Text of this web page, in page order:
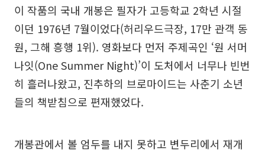
이 작품의 국내 개봉은 필자가 고등학교 2학년 시절
이던 1976년 7월이었다(허리우드극장, 17만 관객 동
원, 그해 흥행 1위). 영화보다 먼저 주제곡인 ‘원 서머
나잇(One Summer Night)’이 도처에서 너무나 빈번
히 흘러나왔고, 진추하의 브로마이드는 사춘기 소년
들의 책받침으로 편재했었다.
개봉관에서 볼 엄두를 내지 못하고 변두리에서 재개